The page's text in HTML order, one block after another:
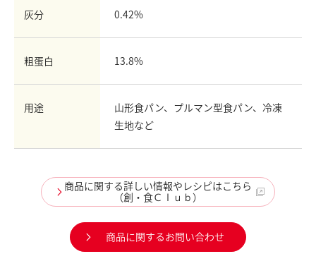
灰分 0.42%
粗蛋白 13.8%
用途
山形食パン、プルマン型食パン、冷凍
生地など
商品に関する詳しい情報やレシピはこちら
（創・食Ｃｌｕｂ）
商品に関するお問い合わせ